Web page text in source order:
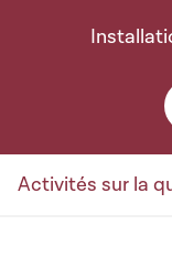
Activités sur la